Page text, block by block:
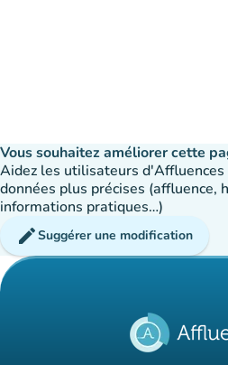
Vous souhaitez améliorer cette
Aidez les utilisateurs d'Affluences
données plus précises (affluence,
informations pratiques…)
editSuggérer une modification